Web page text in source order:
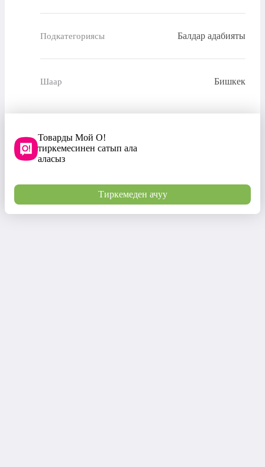
Подкатегориясы Балдар адабияты
Шаар Бишкек
Товарды Мой О!
тиркемесинен сатып ала
аласыз
Тиркемеден ачуу